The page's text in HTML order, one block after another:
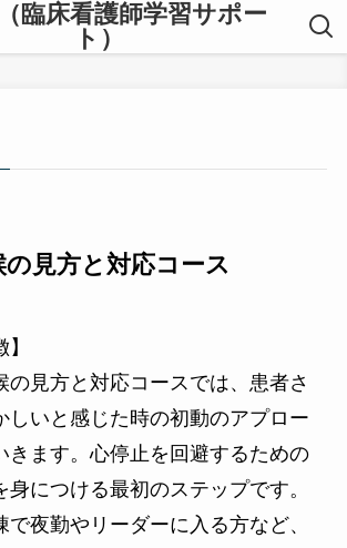
臨床看護師学習サポー
ト）
見方と対応コース
見方と対応コースでは、患者さ
しいと感じた時の初動のアプロー
きます。心停止を回避するための
につける最初のステップです。
で夜勤やリーダーに入る方など、